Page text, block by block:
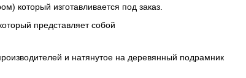
который изготавливается под заказ.
представляет собой
и натянутое на деревянный подрамник